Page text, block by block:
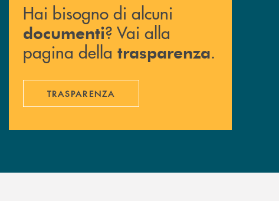
Hai bisogno di alcuni
documenti? Vai alla
pagina della trasparenza.
TRASPARENZA